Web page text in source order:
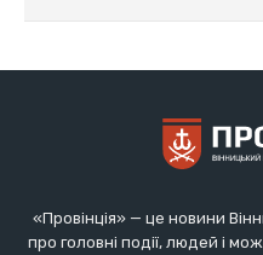
«Провінція» — це новини
про головні події, людей і